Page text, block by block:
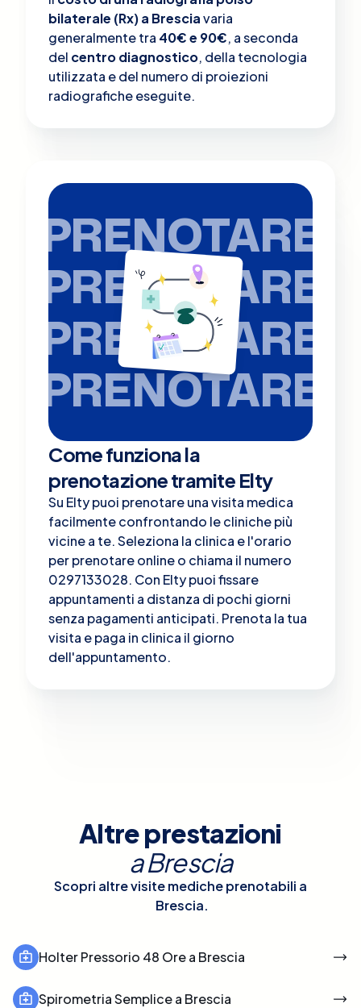
bilaterale (Rx) a Bresciavaria
generalmente tra 40€ e 90€, a seconda
del centro diagnostico, della tecnologia
utilizzata e del numero di proiezioni
radiografiche eseguite.
PRENOTARE
PRENOTARE
PRENOTARE
PRENOTARE
Come funziona la
prenotazione tramite Elty
Su Elty puoi prenotare una visita medica
facilmente confrontando le cliniche più
vicine a te. Seleziona la clinica e l'orario
per prenotare online o chiama il numero
0297133028. Con Elty puoi fissare
appuntamenti a distanza di pochi giorni
senza pagamenti anticipati. Prenota la tua
visita e paga in clinica il giorno
dell'appuntamento.
Altre prestazioni
aBrescia
Scopri altre visite mediche prenotabili a
Brescia.
Holter Pressorio 48 Ore a Brescia
Spirometria Semplice a Brescia